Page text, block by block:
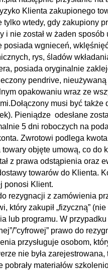
Klienta zakupionego
tylko wtedy, gdy zakupiony
i nie został w żaden sposób
posiada wgnieceń,
rys, śladów
posiada oryginalnie
pendrive, nieużywaną
opakowaniu wraz ze
musi być także
Pieniądze odesłane
5 dni roboczych na
Zwrotowi podlega
towary objęte umową, co do
z prawa odstąpienia oraz
towarów do Klienta.
ponosi Klient.
rezygnacji z zamówienia
który zakupił „fizyczną”
lub programu. W
”cyfrowej” prawo do
przysługuje osobom,
nie była zarejestrowana,
pobrały materiałów